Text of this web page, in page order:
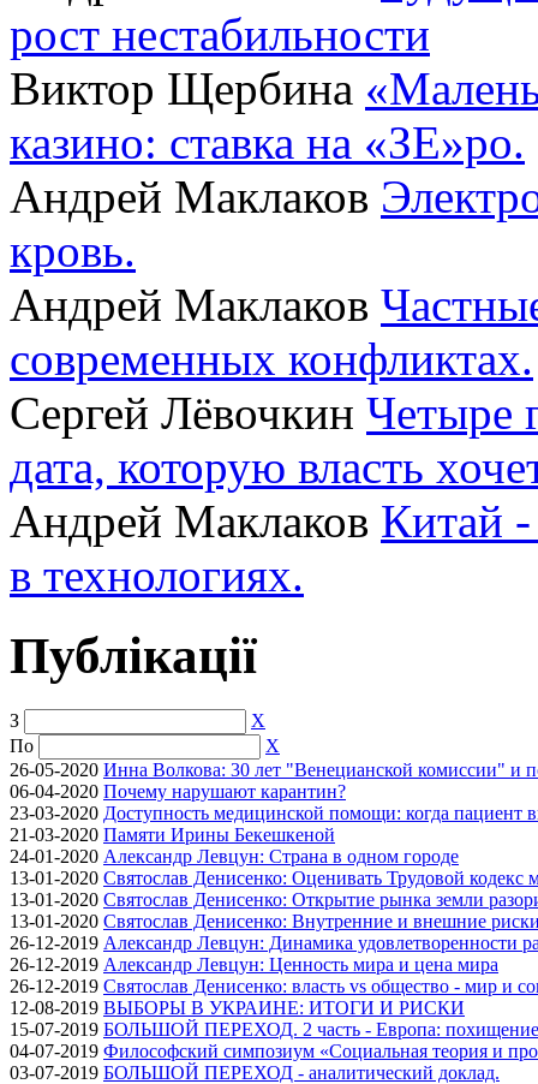
рост нестабильности
Виктор Щербина
казино: ставка на «ЗЕ»ро.
Андрей Маклаков
кровь.
Андрей Маклаков
современных конфликтах.
Сергей Лёвочкин Четыре
дата, которую власть
Андрей Маклаков Китай
в технологиях.
Публікації
З
X
По
X
26-05-2020 Инна Волкова: 30 лет "Венецианской комиссии" и
06-04-2020 Почему нарушают карантин?
23-03-2020 Доступность медицинской помощи: когда пациент
21-03-2020 Памяти Ирины Бекешкеной
24-01-2020 Александр Левцун: Страна в одном городе
13-01-2020 Святослав Денисенко: Оценивать Трудовой кодекс
13-01-2020 Святослав Денисенко: Открытие рынка земли
13-01-2020 Святослав Денисенко: Внутренние и внешние
26-12-2019 Александр Левцун: Динамика удовлетворенности
26-12-2019 Александр Левцун: Ценность мира и цена мира
26-12-2019 Святослав Денисенко: власть vs общество - мир и
12-08-2019 ВЫБОРЫ В УКРАИНЕ: ИТОГИ И РИСКИ
15-07-2019 БОЛЬШОЙ ПЕРЕХОД. 2 часть - Европа: похищение
04-07-2019 Философский симпозиум «Социальная теория и
03-07-2019 БОЛЬШОЙ ПЕРЕХОД - аналитический доклад.